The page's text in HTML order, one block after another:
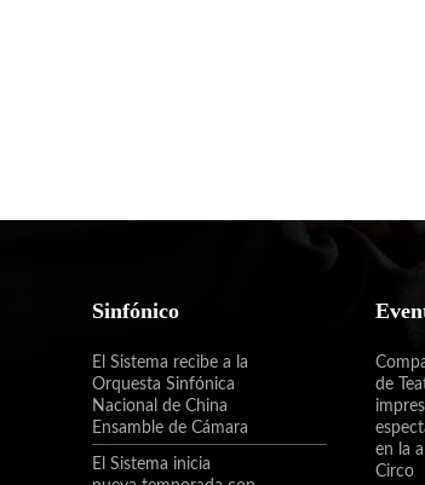
Sinfónico
El Sistema recibe a la
Orquesta Sinfónica
Nacional de China
Ensamble de Cámara
El Sistema inicia
de
en la
Circo